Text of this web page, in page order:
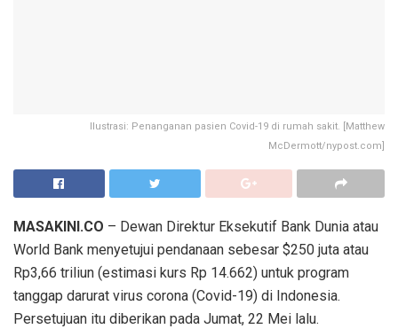
Ilustrasi: Penanganan pasien Covid-19 di rumah sakit. [Matthew
McDermott/nypost.com]
MASAKINI.CO – Dewan Direktur Eksekutif Bank Dunia atau
World Bank menyetujui pendanaan sebesar $250 juta atau
Rp3,66 triliun (estimasi kurs Rp 14.662) untuk program
tanggap darurat virus corona (Covid-19) di Indonesia.
Persetujuan itu diberikan pada Jumat, 22 Mei lalu.